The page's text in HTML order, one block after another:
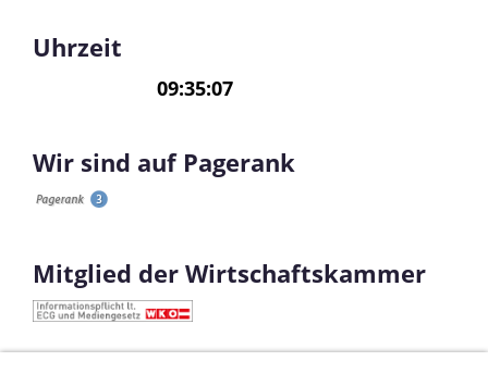
Uhrzeit
Wir sind auf Pagerank
Mitglied der Wirtschaftskammer